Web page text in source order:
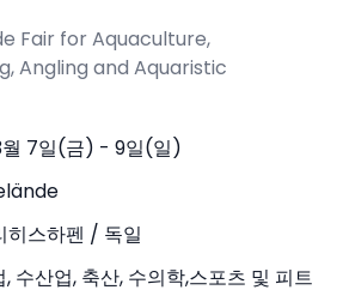
Fair for Aquaculture,
Angling and Aquaristic
7일(금) - 9일(일)
히스하펜 / 독일
, 수산업, 축산, 수의학,스포츠 및 피트